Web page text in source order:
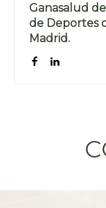
Ganasalud
de Deportes
Madrid.